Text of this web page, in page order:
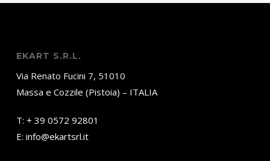
EKART S.R.L.
Via Renato Fucini 7, 51010
Massa e Cozzile (Pistoia) – ITALIA
T: + 39 0572 92801
E: info@ekartsrl.it